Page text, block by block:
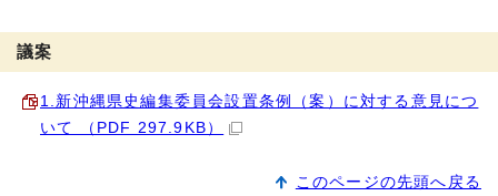
議案
1.新沖縄県史編集委員会設置条例（案）に対する意見につ
いて （PDF 297.9KB）
このページの先頭へ戻る